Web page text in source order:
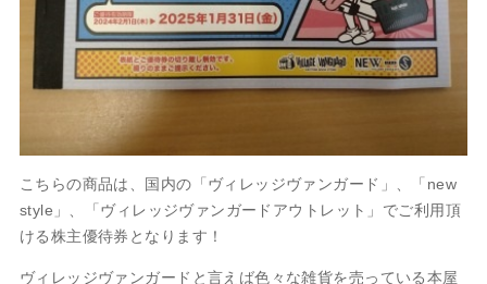
こちらの商品は、国内の「ヴィレッジヴァンガード」、「new
style」、「ヴィレッジヴァンガードアウトレット」でご利用頂
ける株主優待券となります！
ヴィレッジヴァンガードと言えば色々な雑貨を売っている本屋